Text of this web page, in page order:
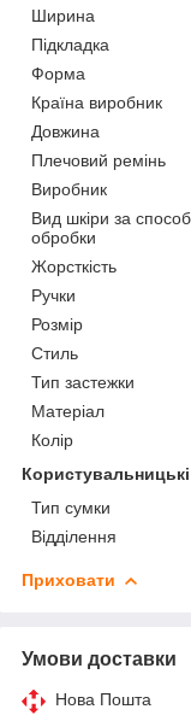
Ширина
Підкладка
Форма
Країна виробник
Довжина
Плечовий ремінь
Виробник
Вид шкіри за
обробки
Жорсткість
Ручки
Розмір
Стиль
Тип застежки
Матеріал
Колір
Тип сумки
Відділення
Приховати
Умови доставки
Нова Пошта